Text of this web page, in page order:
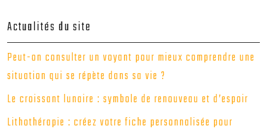
Actualités du site
Peut-on consulter un voyant pour mieux comprendre une
situation qui se répète dans sa vie ?
Le croissant lunaire : symbole de renouveau et d’espoir
Lithothérapie : créez votre fiche personnalisée pour